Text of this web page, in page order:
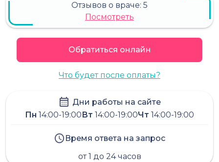
Отзывов о враче: 5
Посмотреть
Обратиться онлайн
Что будет после оплаты?
Дни работы на сайте
Пн 14:00-19:00 Вт 14:00-19:00Чт 14:00-19:00
Время ответа на запрос
от 1 до 24 часов